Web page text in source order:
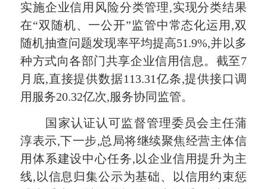
实施企业信用风险分类管理,实现分类结果
在“双随机、一公开”监管中常态化运用,双
随机抽查问题发现率平均提高51.9%,并以多
种方式向各部门共享企业信用信息。截至7
月底,直接提供数据113.31亿条,提供接口调
用服务20.32亿次,服务协同监管。
国家认证认可监督管理委员会主任蒲
淳表示,下一步,总局将继续聚焦经营主体信
用体系建设中心任务,以企业信用提升为主
线,以信息归集公示为基础、以信用约束惩